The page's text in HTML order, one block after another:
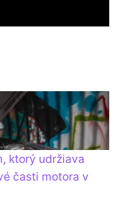
ktorý udržiava
časti motora v